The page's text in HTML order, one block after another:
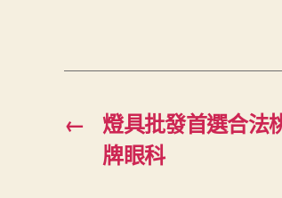
←
燈具批發首選合法
牌眼科